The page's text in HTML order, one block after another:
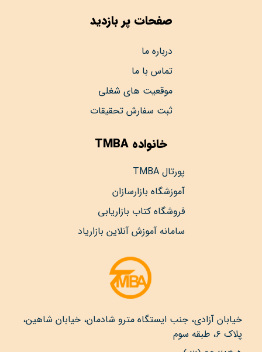
صفحات پر بازدید
درباره ما
تماس با ما
موقعیت های شغلی
ثبت سفارش تحقیقات
خانواده TMBA
پورتال TMBA
آموزشگاه بازارسازان
فروشگاه کتاب بازاریابی
سامانه آموزش آنلاین بازاریاد
خیابان آزادی، جنب ایستگاه مترو شادمان، خیابان شاهین،
پلاک ۶، طبقه سوم